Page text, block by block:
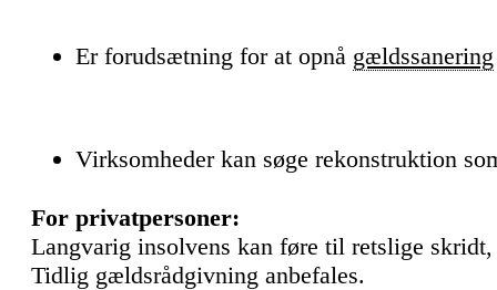
Er forudsætning for at opnå gældssanering
Virksomheder kan søge rekonstruktion
For privatpersoner:
Langvarig insolvens kan føre til retslige
Tidlig gældsrådgivning anbefales.